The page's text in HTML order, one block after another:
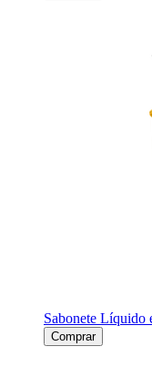
Sabonete Líquido
Comprar